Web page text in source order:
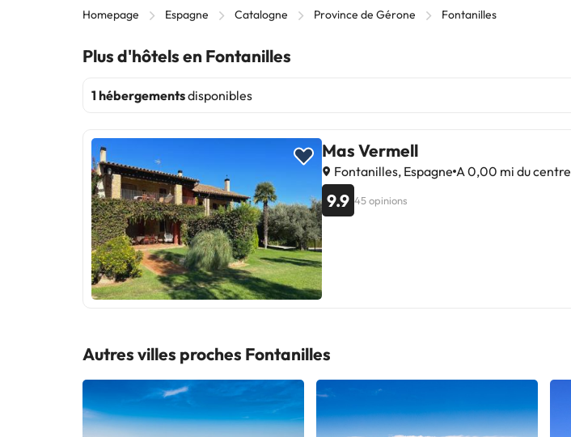
Homepage Espagne Catalogne Province de Gérone Fontanilles
Plus d'hôtels en Fontanilles
1 hébergementsdisponibles
Mas Vermell
Fontanilles, Espagne A 0,00 mi du centre
9.9 45 opinions
Autres villes proches Fontanilles